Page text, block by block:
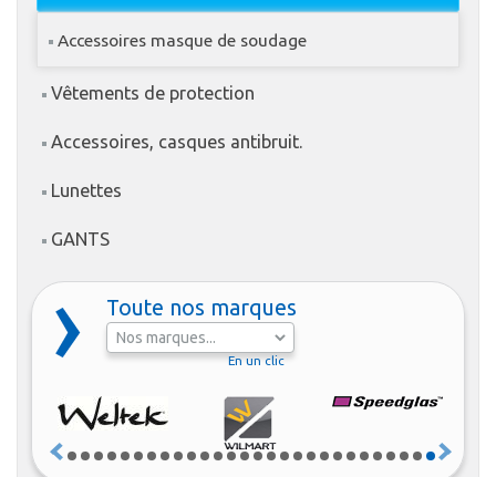
Accessoires masque de soudage
Vêtements de protection
Accessoires, casques antibruit.
Lunettes
GANTS
Toute nos marques
En un clic